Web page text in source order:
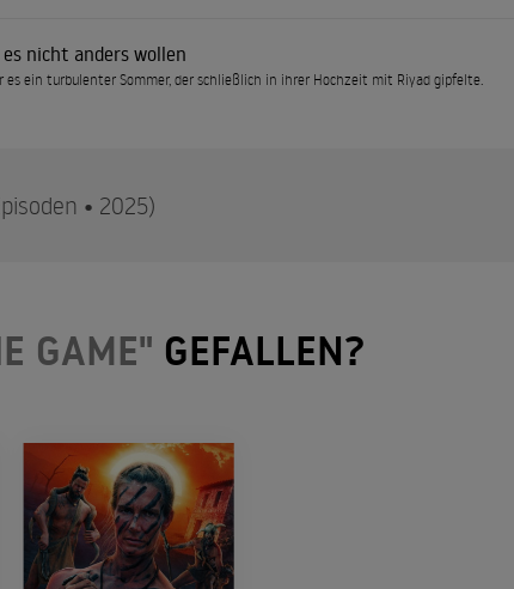
nicht anders wollen
es ein turbulenter Sommer, der schließlich in ihrer Hochzeit mit Riyad gipfelte.
• 2025)
mit, wie die Paare abseits des Spielfelds ihren ganz
Figueiredo, Cat Harding, Stephanie Hope, Claudia Rodríguez
gehört auch mir
spannende neue Sommer-Neuzugänge kennen: Claudia und Stephanie. Cat und
passiert, bleibt in Marbella
in Deutschland für das wichtigste Spiel in Marcs Karriere, während Taylor nach
GAME" GEFALLEN?